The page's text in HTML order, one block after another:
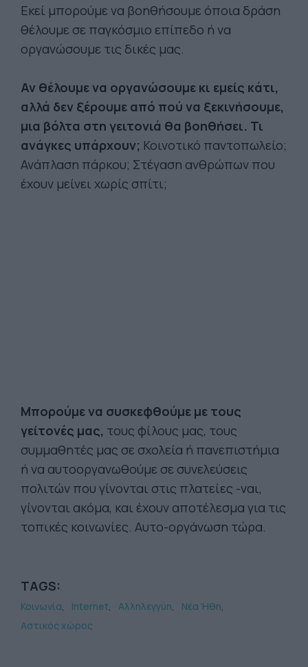
Εκεί μπορούμε να βοηθήσουμε όποια δράση
θέλουμε σε παγκόσμιο επίπεδο ή να
οργανώσουμε τις δικές μας.
Αν θέλουμε να οργανώσουμε κι εμείς κάτι,
αλλά δεν ξέρουμε από πού να ξεκινήσουμε,
μια βόλτα στη γειτονιά θα βοηθήσει. Τι
ανάγκες υπάρχουν; Κοινοτικό παντοπωλείο;
Ανάπλαση πάρκου; Στέγαση ανθρώπων που
έχουν μείνει χωρίς σπίτι;
Μπορούμε να συσκεφθούμε με τους
γείτονές μας, τους φίλους μας, τους
συμμαθητές μας σε σχολεία ή πανεπιστήμια
ή να αυτοοργανωθούμε σε συνελεύσεις
πολιτών που γίνονται στις πλατείες -ναι,
γίνονται ακόμα, και έχουν αποτέλεσμα για τις
τοπικές κοινωνίες. Αυτο-οργάνωση τώρα.
TAGS:
Κοινωνία Internet Αλληλεγγύη
Νέα Ήθη
Αστικός χώρος